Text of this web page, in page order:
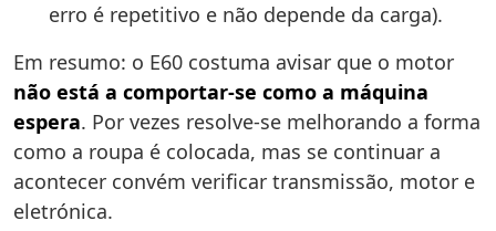
erro é repetitivo e não depende da carga).
Em resumo: o E60 costuma avisar que o motor
não está a comportar-se como a máquina
espera. Por vezes resolve-se melhorando a forma
como a roupa é colocada, mas se continuar a
acontecer convém verificar transmissão, motor e
eletrónica.